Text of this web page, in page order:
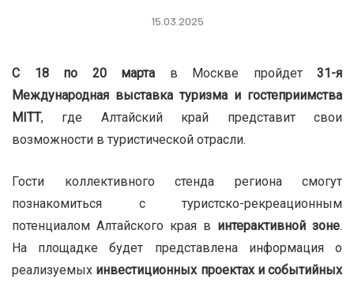
15.03.2025
С 18 по 20 марта в Москве пройдет 31-я
Международная выставка туризма и гостеприимства
MITT, где Алтайский край представит свои
возможности в туристической отрасли.
Гости коллективного стенда региона смогут
познакомиться с туристско-рекреационным
потенциалом Алтайского края в интерактивной зоне.
На площадке будет представлена информация о
реализуемых инвестиционных проектах и событийных